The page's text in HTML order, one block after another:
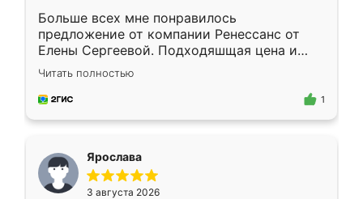
Больше всех мне понравилось
предложение от компании Ренессанс от
Елены Сергеевой. Подходяшщая цена и
короткие сроки изготовления. Приехавший
для замера сотрудник Владислав
предложил по моему эскизу самый
Читать полностью
1
Ярослава
3 августа 2026